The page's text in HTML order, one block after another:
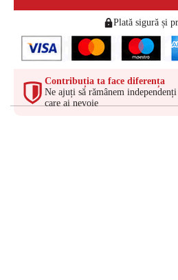
Plată sigură și
Contribuția ta face diferența
Ne ajuți să rămânem
care ai nevoie